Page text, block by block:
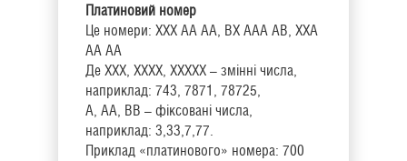
Платиновий номер
Це номери: ХХХ АА АА, ВХ ААА АВ, ХХА
АА АА
Де ХХХ, ХХХХ, ХХХХХ – змінні числа,
наприклад: 743, 7871, 78725,
А, АА, ВВ – фіксовані числа,
наприклад: 3,33,7,77.
Приклад «платинового» номера: 700